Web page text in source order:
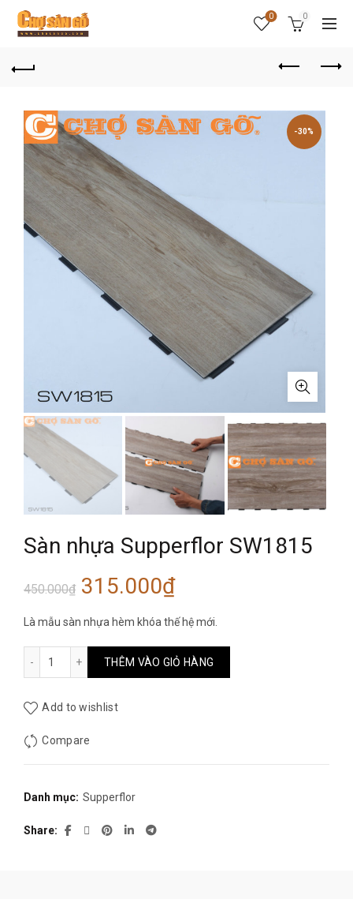
0 0
-30%
Sàn nhựa Supperflor SW1815
450.000₫ Giá
gốc
là:
315.000₫Giá
hiện
tại
Là mẫu sàn nhựa hèm khóa thế hệ mới.
Sàn nhựa Supperflor SW1815 số lượng
THÊM VÀO GIỎ HÀNG
Add to wishlist
Compare
Danh mục: Supperflor
Share